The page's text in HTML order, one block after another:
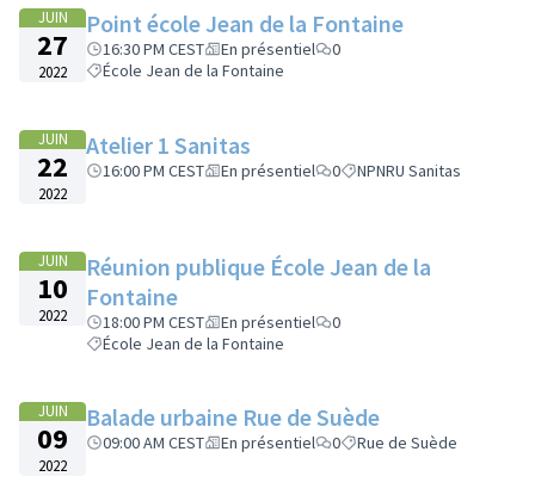
JUIN
27
2022
Point école Jean de la Fontaine
16:30 PM CEST En présentiel
0
École Jean de la Fontaine
JUIN
22
2022
Atelier 1 Sanitas
16:00 PM CEST En présentiel 0 NPNRU Sanitas
JUIN
10
2022
Réunion publique École Jean de la
Fontaine
18:00 PM CEST En présentiel
0
École Jean de la Fontaine
JUIN
09
2022
Balade urbaine Rue de Suède
09:00 AM CEST En présentiel 0 Rue de Suède